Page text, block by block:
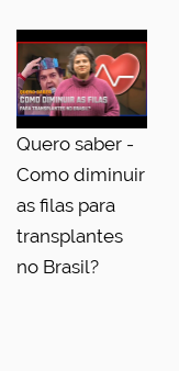
Quero saber -
Como diminuir
as filas para
transplantes
no Brasil?